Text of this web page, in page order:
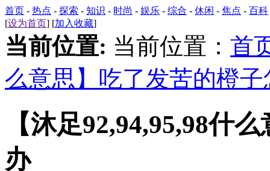
首页 - 热点 - 探索 - 知识 - 时尚 - 娱乐 - 综合 - 休闲 - 焦点 - 百科
[设为首页] [加入收藏]
当前位置: 当前位置： 首
么意思】吃了发苦的橙子
【沐足92,94,95,98什
办